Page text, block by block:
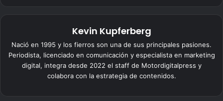
Kevin Kupferberg
Nació en 1995 y los fierros son una de sus principales pasiones.
Periodista, licenciado en comunicación y especialista en marketing
digital, integra desde 2022 el staff de Motordigitalpress y
colabora con la estrategia de contenidos.